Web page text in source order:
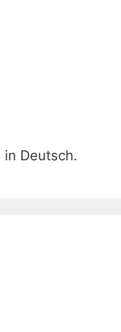
in Deutsch.